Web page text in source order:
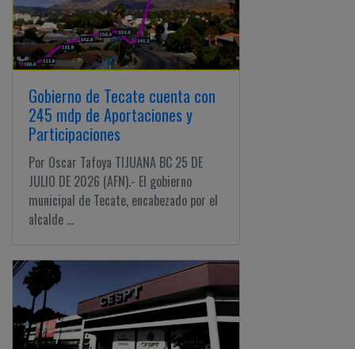
Gobierno de Tecate cuenta con
245 mdp de Aportaciones y
Participaciones
Por Oscar Tafoya TIJUANA BC 25 DE
JULIO DE 2026 (AFN).- El gobierno
municipal de Tecate, encabezado por el
alcalde ...